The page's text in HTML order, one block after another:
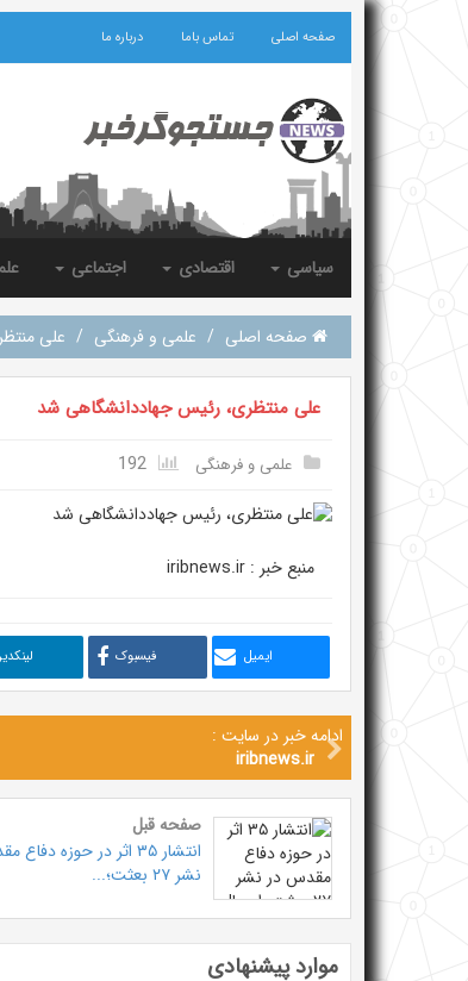
صفحه اصلی تماس باما درباره ما
سیاسی اقتصادی اجتماعی
صفحه اصلی / علمی و فرهنگی / علی
علی منتظری، رئیس جهاددانشگاهی شد
علمی و فرهنگی
منبع خبر : iribnews.ir
ایمیل فیسبوک
ادامه خبر در سایت :
iribnews.ir
صفحه قبل
انتشار ۳۵ اثر در حوزه
نشر ۲۷ بعثت؛...
موارد پیشنهادی